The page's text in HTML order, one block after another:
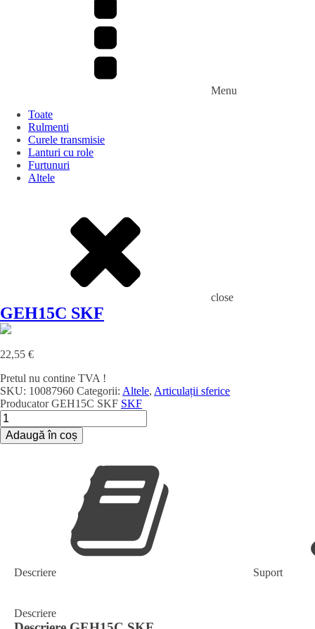
Menu
Toate
Rulmenti
Curele transmisie
Lanturi cu role
Furtunuri
Altele
close
GEH15C SKF
22,55 €
Pretul nu contine TVA !
SKU: 10087960 Categorii: Altele, Articulații sferice
ProducatorGEH15C SKF SKF
Cantitate
GEH15C
SKF
Adaugă în coș
Descriere Suport
Descriere